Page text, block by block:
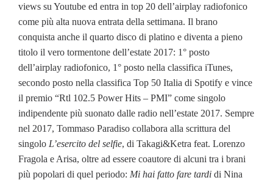
views su Youtube ed entra in top 20 dell’airplay radiofonico
come più alta nuova entrata della settimana. Il brano
conquista anche il quarto disco di platino e diventa a pieno
titolo il vero tormentone dell’estate 2017: 1° posto
dell’airplay radiofonico, 1° posto nella classifica iTunes,
secondo posto nella classifica Top 50 Italia di Spotify e vince
il premio “Rtl 102.5 Power Hits – PMI” come singolo
indipendente più suonato dalle radio nell’estate 2017. Sempre
nel 2017, Tommaso Paradiso collabora alla scrittura del
singolo L’esercito del selfie, di Takagi&Ketra feat. Lorenzo
Fragola e Arisa, oltre ad essere coautore di alcuni tra i brani
più popolari di quel periodo: Mi hai fatto fare tardi di Nina